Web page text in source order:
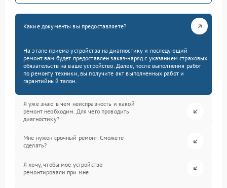
Какие документы вы предоставляете?
На этапе приема устройства на диагностику и последующий
ремонт вам будет предоставлен заказ-наряд с указанием страховых
обязательств на ваше устройство. Далее, после выполнения работ
по ремонту техники, вы получите акт выполненных работ и
гарантийный талон.
Я уже знаю в чем неисправность и какой
ремонт необходим. Для чего проводить
диагностику?
Мне нужен срочный ремонт. Сможете
сделать?
Я хочу, чтобы мое устройство
ремонтировали при мне.